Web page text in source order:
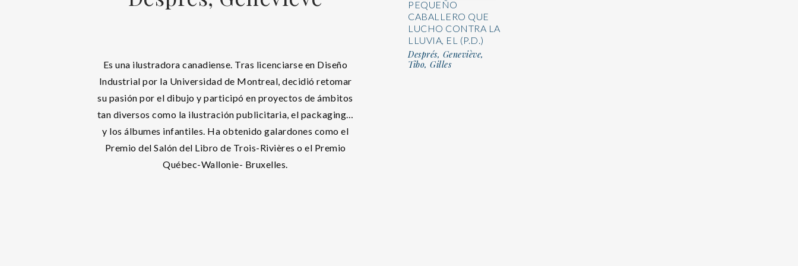
Es una ilustradora canadiense. Tras licenciarse en Diseño
Industrial por la Universidad de Montreal, decidió retomar
su pasión por el dibujo y participó en proyectos de ámbitos
tan diversos como la ilustración publicitaria, el packaging…
y los álbumes infantiles. Ha obtenido galardones como el
Premio del Salón del Libro de Trois-Rivières o el Premio
Québec-Wallonie- Bruxelles.
PEQUEÑO
CABALLERO QUE
LUCHO CONTRA LA
LLUVIA, EL (P.D.)
Després, Geneviève,
Tibo, Gilles